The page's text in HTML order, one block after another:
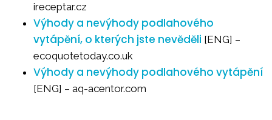
ireceptar.cz
Výhody a nevýhody podlahového
vytápění, o kterých jste nevěděli [ENG] –
ecoquotetoday.co.uk
Výhody a nevýhody podlahového vytápění
[ENG] – aq-acentor.com